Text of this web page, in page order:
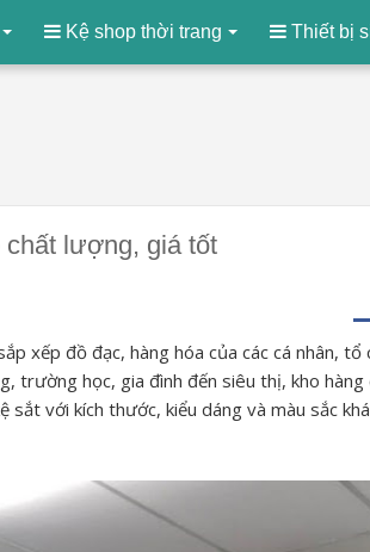
Kệ shop thời trang Thiết bị
chất lượng, giá tốt
xếp đồ đạc, hàng hóa của các cá nhân,
trường học, gia đình đến siêu thị, kho
sắt với kích thước, kiểu dáng và màu sắc